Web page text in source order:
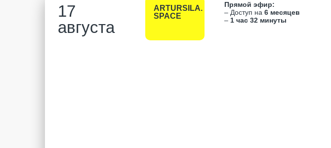
Прямой эфир:
– Доступ на 6 месяцев
– 1 час 32 минуты
17
августа
ARTURSILA.
SPACE